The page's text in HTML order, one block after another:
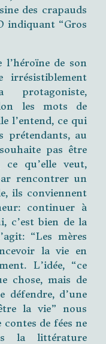
des crapauds
indiquant “Gros
l’héroïne de son
irrésistiblement
les mots de
l’entend, ce qui
prétendants, au
pas être
ce qu’elle veut,
rencontrer un
ils conviennent
continuer à
c’est bien de la
“Les mères
la vie en
L’idée, “ce
chose, mais de
défendre, d’une
la vie” nous
de fées ne
la littérature